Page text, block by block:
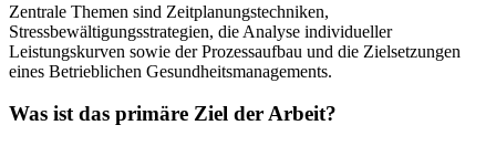
Zentrale Themen sind Zeitplanungstechniken,
Stressbewältigungsstrategien, die Analyse individueller
Leistungskurven sowie der Prozessaufbau und die Zielsetzungen
eines Betrieblichen Gesundheitsmanagements.
Was ist das primäre Ziel der Arbeit?